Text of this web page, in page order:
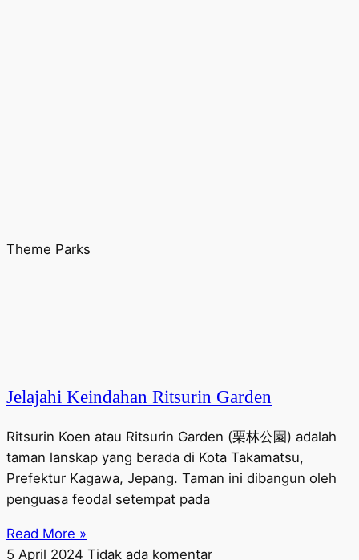
Theme Parks
Jelajahi Keindahan Ritsurin Garden
Ritsurin Koen atau Ritsurin Garden (栗林公園) adalah
taman lanskap yang berada di Kota Takamatsu,
Prefektur Kagawa, Jepang. Taman ini dibangun oleh
penguasa feodal setempat pada
Read More »
5 April 2024 Tidak ada komentar